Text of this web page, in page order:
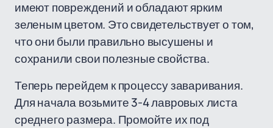
имеют повреждений и обладают ярким
зеленым цветом. Это свидетельствует о том,
что они были правильно высушены и
сохранили свои полезные свойства.
Теперь перейдем к процессу заваривания.
Для начала возьмите 3-4 лавровых листа
среднего размера. Промойте их под